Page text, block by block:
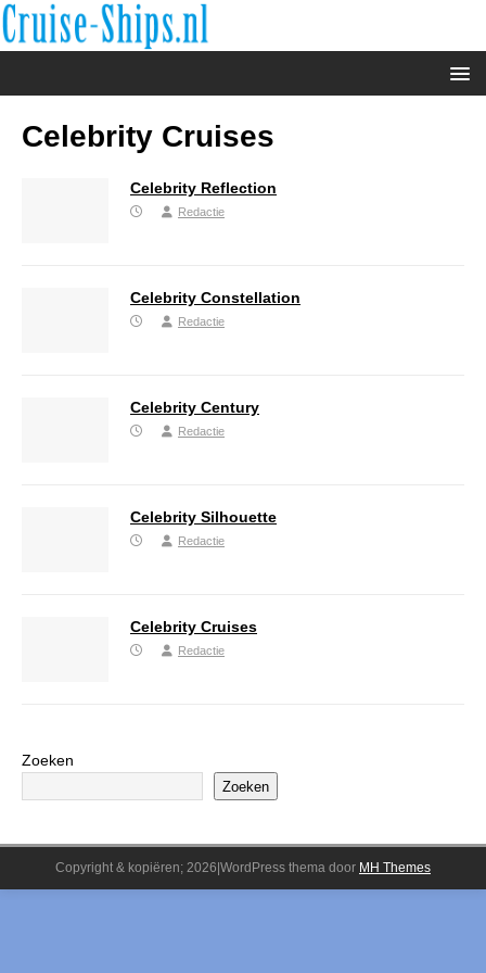
Celebrity Cruises
Celebrity Reflection
Redactie
Celebrity Constellation
Redactie
Celebrity Century
Redactie
Celebrity Silhouette
Redactie
Celebrity Cruises
Redactie
Zoeken
Zoeken
Copyright & kopiëren; 2026|WordPress thema door MH Themes